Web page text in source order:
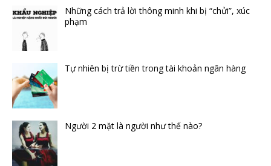
Những cách trả lời thông minh khi bị “chửi”, xúc
phạm
Tự nhiên bị trừ tiền trong tài khoản ngân hàng
Người 2 mặt là người như thế nào?